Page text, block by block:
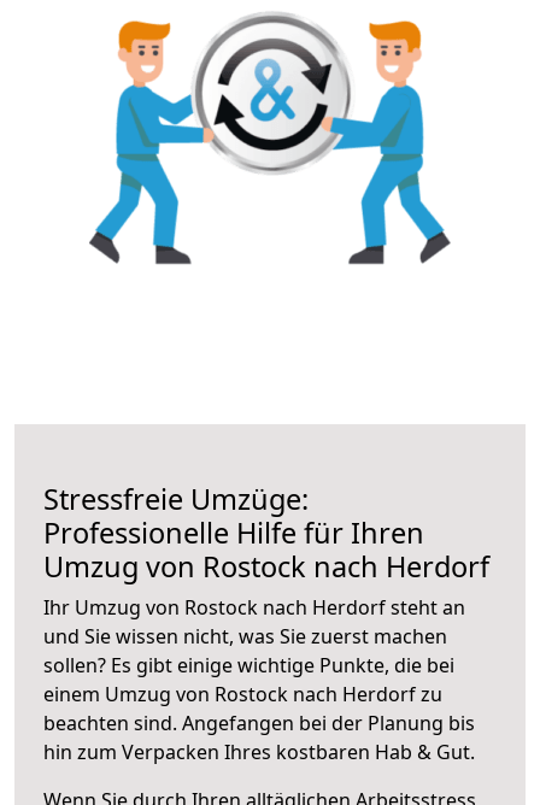
Stressfreie Umzüge:
Professionelle Hilfe für Ihren
Umzug von Rostock nach Herdorf
Ihr Umzug von Rostock nach Herdorf steht an
und Sie wissen nicht, was Sie zuerst machen
sollen? Es gibt einige wichtige Punkte, die bei
einem Umzug von Rostock nach Herdorf zu
beachten sind. Angefangen bei der Planung bis
hin zum Verpacken Ihres kostbaren Hab & Gut.